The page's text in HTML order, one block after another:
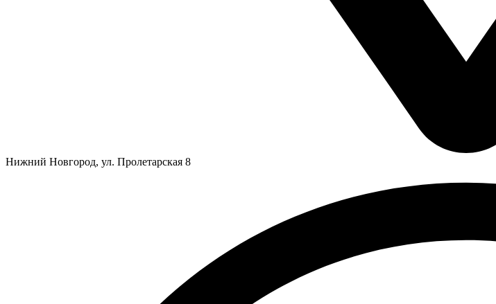
Нижний Новгород, ул. Пролетарская 8